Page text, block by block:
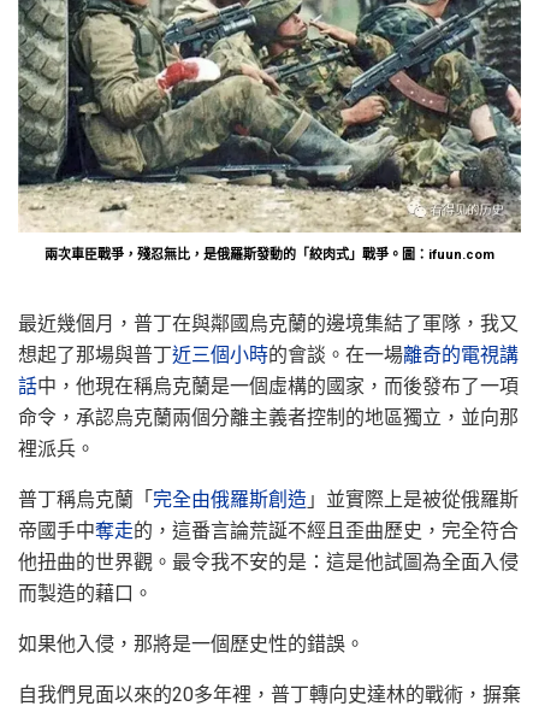
兩次車臣戰爭，殘忍無比，是俄羅斯發動的「絞肉式」戰爭。圖：ifuun.com
最近幾個月，普丁在與鄰國烏克蘭的邊境集結了軍隊，我又
想起了那場與普丁近三個小時的會談。在一場離奇的電視講
話中，他現在稱烏克蘭是一個虛構的國家，而後發布了一項
命令，承認烏克蘭兩個分離主義者控制的地區獨立，並向那
裡派兵。
普丁稱烏克蘭「 完全由俄羅斯創造 」並實際上是被從俄羅斯
帝國手中奪走的，這番言論荒誕不經且歪曲歷史，完全符合
他扭曲的世界觀。最令我不安的是：這是他試圖為全面入侵
而製造的藉口。
如果他入侵，那將是一個歷史性的錯誤。
自我們見面以來的20多年裡，普丁轉向史達林的戰術，摒棄